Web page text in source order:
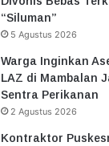
“Siluman”
5 Agustus 2026
Warga Inginkan
LAZ di Mambalan
Sentra Perikanan
2 Agustus 2026
Kontraktor